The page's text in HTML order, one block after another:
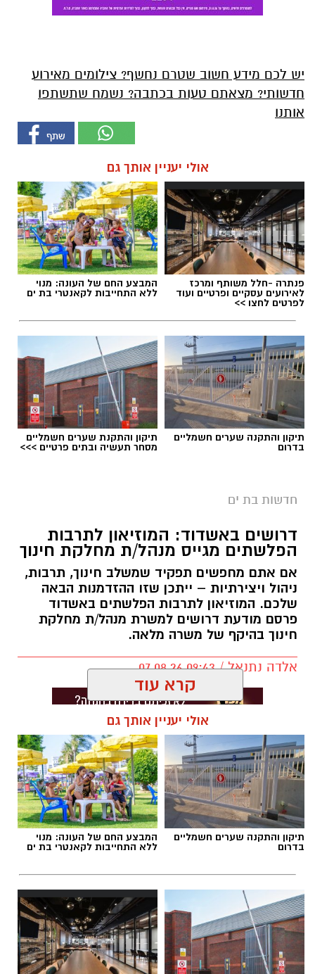
יש לכם מידע חשוב שטרם נחשף? צילומים מאירוע
חדשותי? מצאתם טעות בכתבה? נשמח שתשתפו
אותנו
אולי יעניין אותך גם
פנתרה -חלל משותף ומרכז
לאירועים עסקיים ופרטיים ועוד
לפרטים לחצו >>
המבצע החם של העונה: מנוי
ללא התחייבות לקאנטרי בת ים
תיקון והתקנה שערים חשמליים
בדרום
תיקון והתקנת שערים חשמליים
מסחר תעשיה ובתים פרטיים >>>
חדשות בת ים
דרושים באשדוד: המוזיאון לתרבות
הפלשתים מגייס מנהל/ת מחלקת חינוך
אם אתם מחפשים תפקיד שמשלב חינוך, תרבות,
ניהול ויצירתיות – ייתכן שזו ההזדמנות הבאה
שלכם. המוזיאון לתרבות הפלשתים באשדוד
פרסם מודעת דרושים למשרת מנהל/ת מחלקת
חינוך בהיקף של משרה מלאה.
אלדה נתנאל / 09:43 07.08.26
תגים:דרושים באשדוד
קרא עוד
אולי יעניין אותך גם
תיקון והתקנה שערים חשמליים
בדרום
המבצע החם של העונה: מנוי
ללא התחייבות לקאנטרי בת ים